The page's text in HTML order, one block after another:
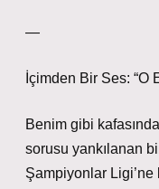
—
İçimden Bir Ses: “O
Benim gibi
sorusu yankılanan
Şampiyonlar Ligi’ne